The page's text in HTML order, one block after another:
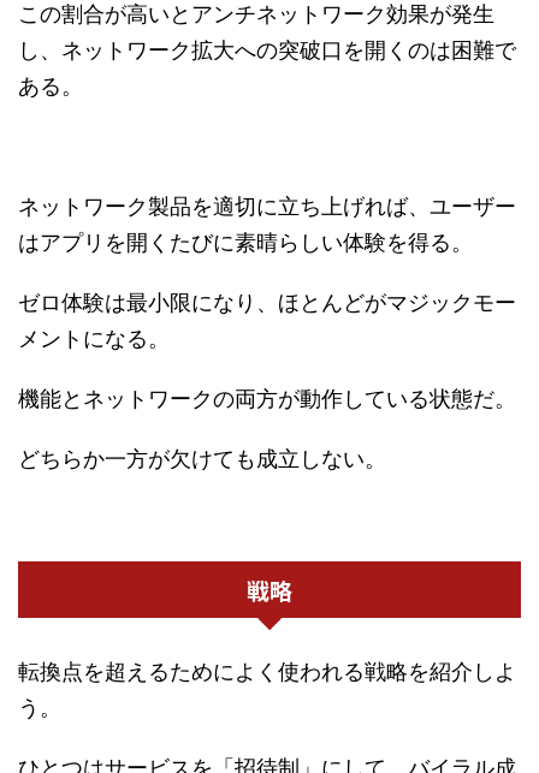
この割合が高いとアンチネットワーク効果が発生
し、ネットワーク拡大への突破口を開くのは困難で
ある。
ネットワーク製品を適切に立ち上げれば、ユーザー
はアプリを開くたびに素晴らしい体験を得る。
ゼロ体験は最小限になり、ほとんどがマジックモー
メントになる。
機能とネットワークの両方が動作している状態だ。
どちらか一方が欠けても成立しない。
戦略
転換点を超えるためによく使われる戦略を紹介しよ
う。
ひとつはサービスを「招待制」にして、バイラル成